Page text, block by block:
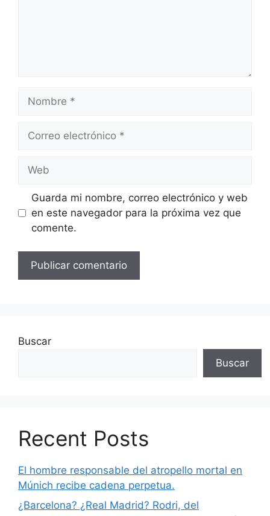
Nombre
Correo
Web
Guarda mi nombre, correo electrónico y web
en este navegador para la próxima vez que
comente.
Buscar
Buscar
Recent Posts
El hombre responsable del atropello mortal en
Múnich recibe cadena perpetua.
¿Barcelona? ¿Real Madrid? Rodri, del